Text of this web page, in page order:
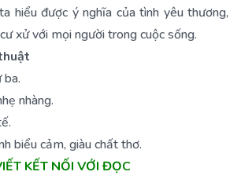
hiểu được ý nghĩa của tình yêu thương,
xử với mọi người trong cuộc sống.
nhàng.
biểu cảm, giàu chất thơ.
KẾT NỐI VỚI ĐỌC